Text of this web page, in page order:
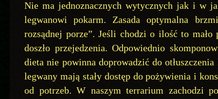
Nie ma jednoznacznych wytycznych jak i w
legwanowi pokarm. Zasada optymalna
rozsądnej porze”. Jeśli chodzi o ilość to mało
doszło przejedzenia. Odpowiednio
dieta nie powinna doprowadzić do
legwany mają stały dostęp do pożywienia i
od potrzeb. W naszym terrarium zachodzi